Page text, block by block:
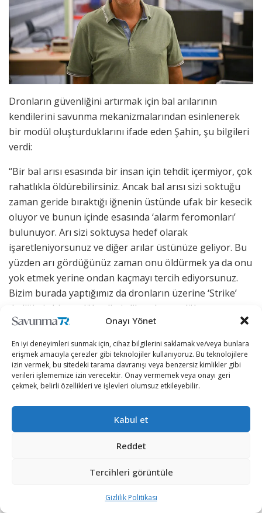
Onayı Yönet
En iyi deneyimleri sunmak için, cihaz bilgilerini saklamak ve/veya bunlara
erişmek amacıyla çerezler gibi teknolojiler kullanıyoruz. Bu teknolojilere
izin vermek, bu sitedeki tarama davranışı veya benzersiz kimlikler gibi
verileri işlememize izin verecektir. Onay vermemek veya onayı geri
çekmek, belirli özellikleri ve işlevleri olumsuz etkileyebilir.
Kabul et
Reddet
Tercihleri görüntüle
Gizlilik Politikası
Dronların güvenliğini artırmak için bal arılarının
kendilerini savunma mekanizmalarından esinlenerek
bir modül oluşturduklarını ifade eden Şahin, şu bilgileri
verdi:
“Bir bal arısı esasında bir insan için tehdit içermiyor, çok
rahatlıkla öldürebilirsiniz. Ancak bal arısı sizi soktuğu
zaman geride bıraktığı iğnenin üstünde ufak bir kesecik
oluyor ve bunun içinde esasında ‘alarm feromonları’
bulunuyor. Arı sizi soktuysa hedef olarak
işaretleniyorsunuz ve diğer arılar üstünüze geliyor. Bu
yüzden arı gördüğünüz zaman onu öldürmek ya da onu
yok etmek yerine ondan kaçmayı tercih ediyorsunuz.
Bizim burada yaptığımız da dronların üzerine ‘Strike’
dediğimiz bir modül geliştirdik ve bu modül tamamen
drondan bağımsız olarak işlev görüyor.
Bu modülü dronun üstüne yapıştırdıktan sonra eğer
yerden açılan bir ateş sonucunda vurulursa o anda
alınan ivme değerlerinden kuvveti etkileyen merminin
hangi yönden ve hangi şiddetle geldiğini
hesaplayabiliyoruz. Bunu hesapladıktan sonra dron
yere düşse bile saldırganın konumunu, daha sonra
zaman karşıdaki düşman iki ayrımda kalıyor. Ya dronun
indirirse kendi yerini işaretlemiş olacak. Bu da dronların